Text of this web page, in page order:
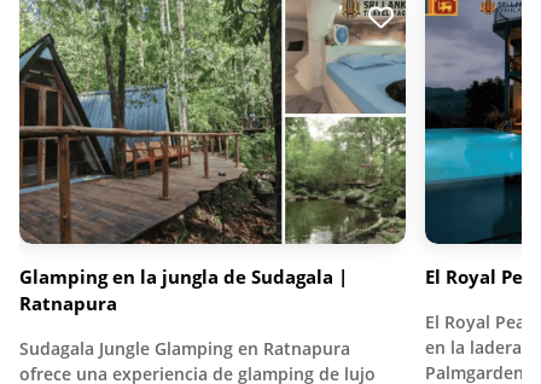
Glamping en la jungla de Sudagala |
Ratnapura
Sudagala Jungle Glamping en Ratnapura
ofrece una experiencia de glamping de lujo
El Royal
El Royal
en la ladera
Palmgarden…